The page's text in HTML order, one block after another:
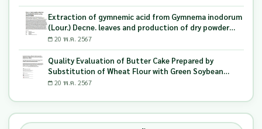
Extraction of gymnemic acid from Gymnema inodorum
(Lour.) Decne. leaves and production of dry powder
extract using maltodextrin
20 พ.ค. 2567
Quality Evaluation of Butter Cake Prepared by
Substitution of Wheat Flour with Green Soybean
(Glycine Max L.) Okara
20 พ.ค. 2567